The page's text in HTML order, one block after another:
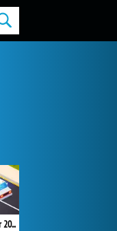
Ambulance Simulator 2021